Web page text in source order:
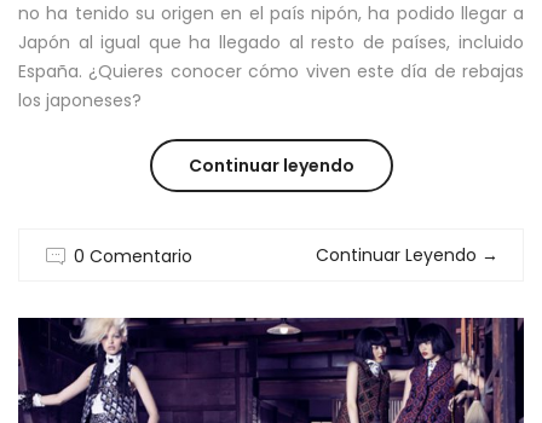
no ha tenido su origen en el país nipón, ha podido llegar a
Japón al igual que ha llegado al resto de países, incluido
España. ¿Quieres conocer cómo viven este día de rebajas
los japoneses?
Continuar leyendo“BLACK
:
VIERNES
LOCO,
0 Comentario Continuar Leyendo →